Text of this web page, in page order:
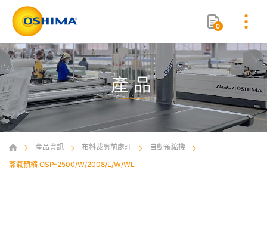
0
產品
產品資訊 布料裁剪前處理
自動預縮機
蒸氣預縮 OSP-2500/W/2008/L/W/WL